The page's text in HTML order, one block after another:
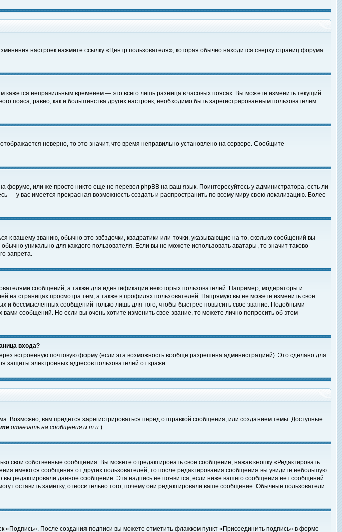
настроек нажмите ссылку «Центр пользователя», которая обычно находится сверху страниц форума.
неправильным временем — это всего лишь разница в часовых поясах. Вы можете изменить текущий
пояса, равно, как и большинства других настроек, необходимо быть зарегистрированным пользователем.
неверно, то это значит, что время неправильно установлено на сервере. Сообщите
форуме, или же просто никто еще не перевел phpBB на ваш язык. Поинтересуйтесь у администратора, есть ли
— у вас имеется прекрасная возможность создать и распространить по всему миру свою локализацию. Более
вашему званию, обычно это звёздочки, квадратики или точки, указывающие на то, сколько сообщений вы
уникально для каждого пользователя. Если вы не можете использовать аватары, то значит таково
запрета.
сообщений, а также для идентификации некоторых пользователей. Например, модераторы и
на страницах просмотра тем, а также в профилях пользователей. Напрямую вы не можете изменить свое
и бессмысленных сообщений только лишь для того, чтобы быстрее повысить свое звание. Подобными
сообщений. Но если вы очень хотите изменить свое звание, то можете лично попросить об этом
входа?
встроенную почтовую форму (если эта возможность вообще разрешена администрацией). Это сделано для
защиты электронных адресов пользователей от кражи.
вам придется зарегистрироваться перед отправкой сообщения, или созданием темы. Доступные
отвечать на сообщения и т.п.).
свои собственные сообщения. Вы можете отредактировать свое сообщение, нажав кнопку «Редактировать
имеются сообщения от других пользователей, то после редактирования сообщения вы увидите небольшую
вы редактировали данное сообщение. Эта надпись не появится, если ниже вашего сообщения нет сообщений
оставить заметку, относительно того, почему они редактировали ваше сообщение. Обычные пользователи
«Подпись». После создания подписи вы можете отметить флажком пункт «Присоединить подпись» в форме